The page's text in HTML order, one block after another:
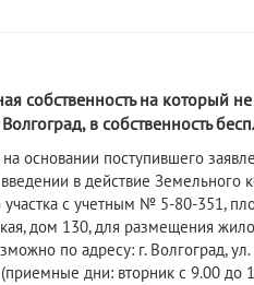
собственность на который
в собственность
основании поступившего
в действие Земельного
с учетным № 5-80-351,
дом 130, для размещения
по адресу: г. Волгоград, ул.
дни: вторник с 9.00 до